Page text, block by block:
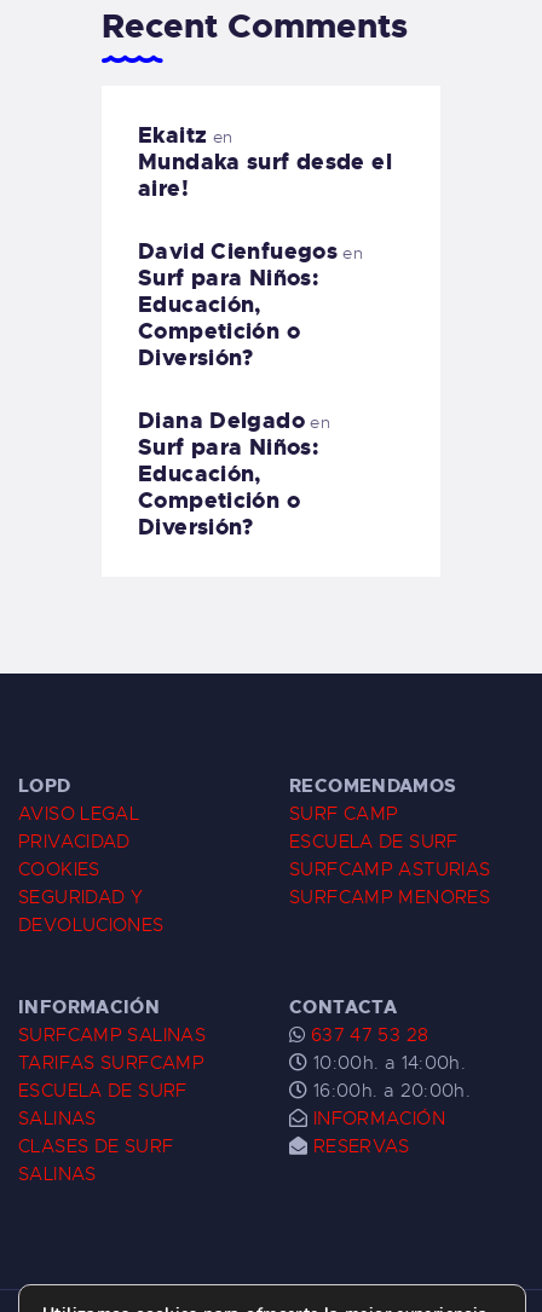
Recent Comments
Ekaitz en
Mundaka surf desde el
aire!
David Cienfuegos en
Surf para Niños:
Educación,
Competición o
Diversión?
Diana Delgadoen
Surf para Niños:
Educación,
Competición o
Diversión?
LOPD
AVISO LEGAL
PRIVACIDAD
COOKIES
SEGURIDAD Y
DEVOLUCIONES
RECOMENDAMOS
SURF CAMP
ESCUELA DE SURF
SURFCAMP ASTURIAS
SURFCAMP MENORES
INFORMACIÓN
SURFCAMP SALINAS
TARIFAS SURFCAMP
ESCUELA DE SURF
SALINAS
CLASES DE SURF
SALINAS
CONTACTA
637 47 53 28
10:00h. a 14:00h.
16:00h. a 20:00h.
INFORMACIÓN
RESERVAS